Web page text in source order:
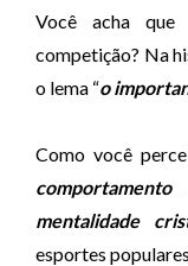
Você acha
competição? Na
o lema “o
Como você
mentalidade
esportes